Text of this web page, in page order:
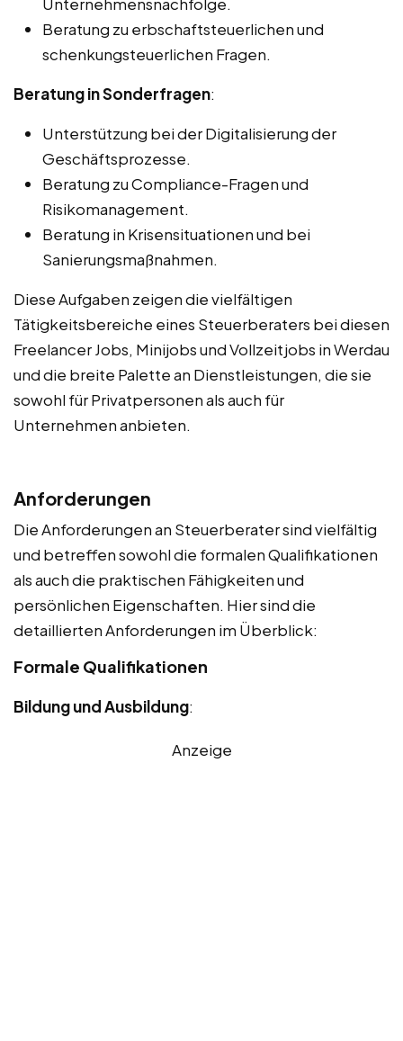
Unternehmensnachfolge.
Beratung zu erbschaftsteuerlichen und
schenkungsteuerlichen Fragen.
Beratung in Sonderfragen:
Unterstützung bei der Digitalisierung der
Geschäftsprozesse.
Beratung zu Compliance-Fragen und
Risikomanagement.
Beratung in Krisensituationen und bei
Sanierungsmaßnahmen.
Diese Aufgaben zeigen die vielfältigen
Tätigkeitsbereiche eines Steuerberaters bei diesen
Freelancer Jobs, Minijobs und Vollzeitjobs in Werdau
und die breite Palette an Dienstleistungen, die sie
sowohl für Privatpersonen als auch für
Unternehmen anbieten.
Anforderungen
Die Anforderungen an Steuerberater sind vielfältig
und betreffen sowohl die formalen Qualifikationen
als auch die praktischen Fähigkeiten und
persönlichen Eigenschaften. Hier sind die
detaillierten Anforderungen im Überblick:
Formale Qualifikationen
Bildung und Ausbildung:
Anzeige